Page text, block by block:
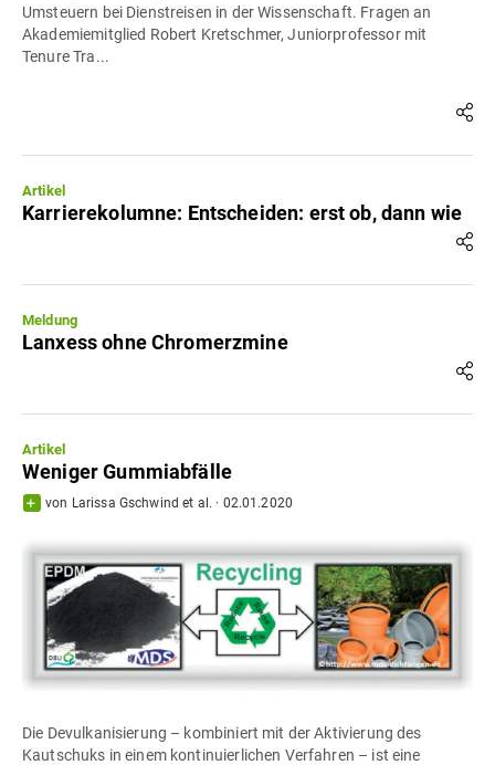
Umsteuern bei Dienstreisen in der Wissenschaft. Fragen an
Akademiemitglied Robert Kretschmer, Juniorprofessor mit
Tenure Tra...
Artikel
Karrierekolumne: Entscheiden: erst ob, dann wie
Meldung
Lanxess ohne Chromerzmine
Artikel
Weniger Gummiabfälle
von Larissa Gschwind et al. · 02.01.2020
Die Devulkanisierung – kombiniert mit der Aktivierung des
Kautschuks in einem kontinuierlichen Verfahren – ist eine